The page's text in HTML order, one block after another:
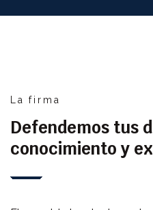
La firma
Defendemos tus
conocimiento y